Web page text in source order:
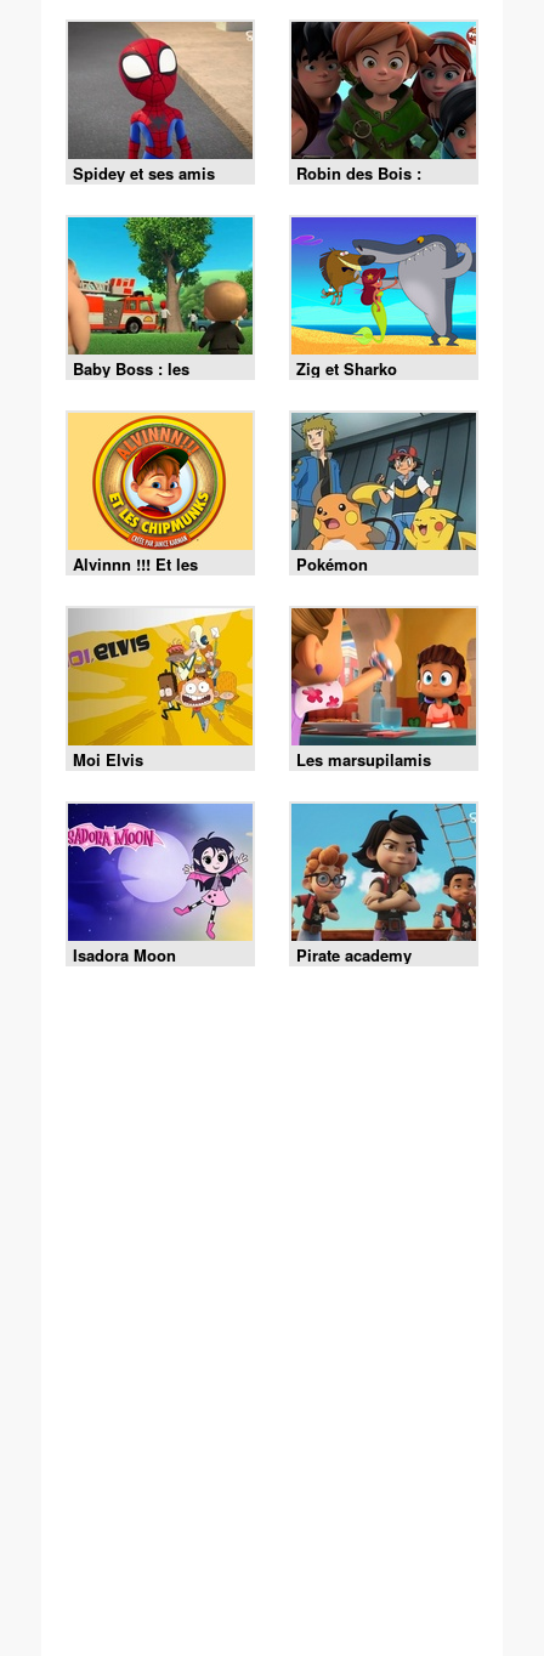
Spidey et ses amis
extraordinaires
Robin des Bois :
Malice à Sherwood
Baby Boss : les
affaires reprennent
Zig et Sharko
Alvinnn !!! Et les
Chipmunks
Pokémon
Moi Elvis Les marsupilamis
Isadora Moon Pirate academy